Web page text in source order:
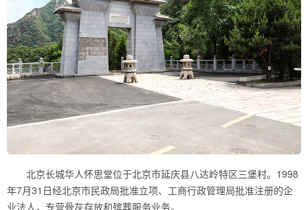
北京长城华人怀思堂位于北京市延庆县八达岭特区三堡村。1998
年7月31日经北京市民政局批准立项、工商行政管理局批准注册的企
业法人，专营骨灰存放和殡葬服务业务。